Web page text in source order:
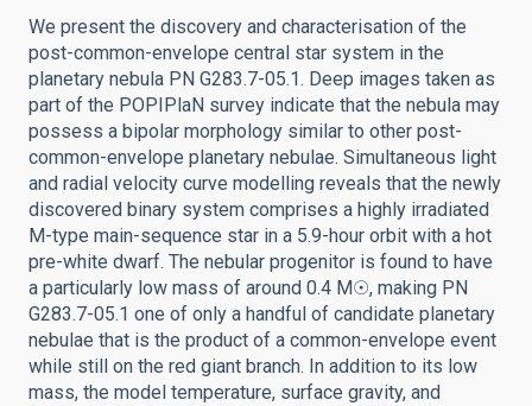
We present the discovery and characterisation of the
post-common-envelope central star system in the
planetary nebula PN G283.7-05.1. Deep images taken as
part of the POPIPlaN survey indicate that the nebula may
possess a bipolar morphology similar to other post-
common-envelope planetary nebulae. Simultaneous light
and radial velocity curve modelling reveals that the newly
discovered binary system comprises a highly irradiated
M-type main-sequence star in a 5.9-hour orbit with a hot
pre-white dwarf. The nebular progenitor is found to have
a particularly low mass of around 0.4 M☉, making PN
G283.7-05.1 one of only a handful of candidate planetary
nebulae that is the product of a common-envelope event
while still on the red giant branch. In addition to its low
mass, the model temperature, surface gravity, and